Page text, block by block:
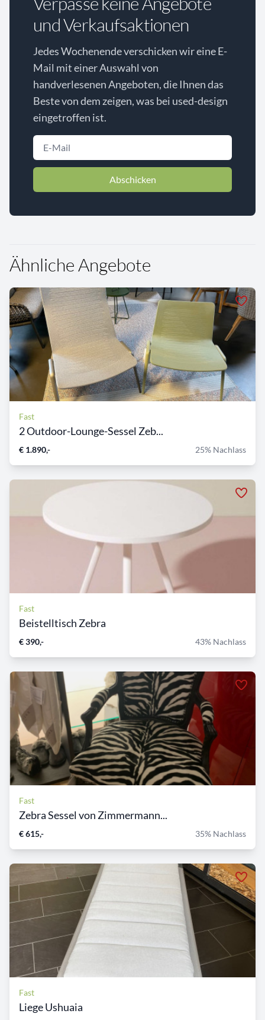
und Verkaufsaktionen
Jedes Wochenende verschicken wir eine E-
Mail mit einer Auswahl von
handverlesenen Angeboten, die Ihnen das
Beste von dem zeigen, was bei used-design
eingetroffen ist.
Abschicken
Ähnliche Angebote
Fast
2 Outdoor-Lounge-Sessel Zeb...
€ 1.890,- 25% Nachlass
Fast
Beistelltisch Zebra
€ 390,- 43% Nachlass
Fast
Zebra Sessel von Zimmermann...
€ 615,- 35% Nachlass
Fast
Liege Ushuaia